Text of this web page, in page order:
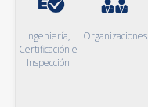
Ingeniería,
Certificación e
Inspección
Organizaciones